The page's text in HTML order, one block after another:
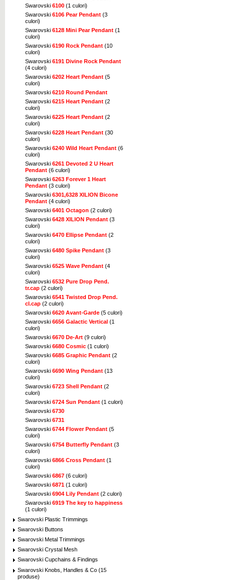
Swarovski 6100 (1 culori)
Swarovski 6106 Pear Pendant (3
culori)
Swarovski 6128 Mini Pear Pendant (1
culori)
Swarovski 6190 Rock Pendant (10
culori)
Swarovski 6191 Divine Rock Pendant
(4 culori)
Swarovski 6202 Heart Pendant (5
culori)
Swarovski 6210 Round Pendant
Swarovski 6215 Heart Pendant (2
culori)
Swarovski 6225 Heart Pendant (2
culori)
Swarovski 6228 Heart Pendant (30
culori)
Swarovski 6240 Wild Heart Pendant (6
culori)
Swarovski 6261 Devoted 2 U Heart
Pendant (6 culori)
Swarovski 6263 Forever 1 Heart
Pendant (3 culori)
Swarovski 6301,6328 XILION Bicone
Pendant (4 culori)
Swarovski 6401 Octagon (2 culori)
Swarovski 6428 XILION Pendant (3
culori)
Swarovski 6470 Ellipse Pendant (2
culori)
Swarovski 6480 Spike Pendant (3
culori)
Swarovski 6525 Wave Pendant (4
culori)
Swarovski 6532 Pure Drop Pend.
tr.cap (2 culori)
Swarovski 6541 Twisted Drop Pend.
cl.cap (2 culori)
Swarovski 6620 Avant-Garde (5 culori)
Swarovski 6656 Galactic Vertical (1
culori)
Swarovski 6670 De-Art (9 culori)
Swarovski 6680 Cosmic (1 culori)
Swarovski 6685 Graphic Pendant (2
culori)
Swarovski 6690 Wing Pendant (13
culori)
Swarovski 6723 Shell Pendant (2
culori)
Swarovski 6724 Sun Pendant (1 culori)
Swarovski 6730
Swarovski 6731
Swarovski 6744 Flower Pendant (5
culori)
Swarovski 6754 Butterfly Pendant (3
culori)
Swarovski 6866 Cross Pendant (1
culori)
Swarovski 6867 (6 culori)
Swarovski 6871 (1 culori)
Swarovski 6904 Lily Pendant (2 culori)
Swarovski 6919 The key to happiness
(1 culori)
Swarovski Plastic Trimmings
Swarovski Buttons
Swarovski Metal Trimmings
Swarovski Crystal Mesh
Swarovski Cupchains & Findings
Swarovski Knobs, Handles & Co (15
produse)